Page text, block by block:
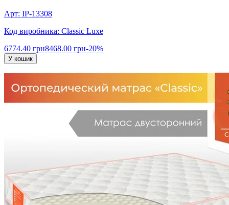
Арт: IP-13308
Код виробника: Classic Luxe
6774.40 грн8468.00 грн-20%
У кошик